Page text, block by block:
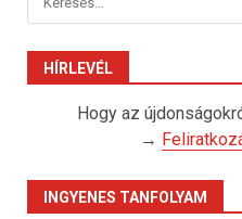
HÍRLEVÉL
Hogy az
→
INGYENES TANFOLYAM